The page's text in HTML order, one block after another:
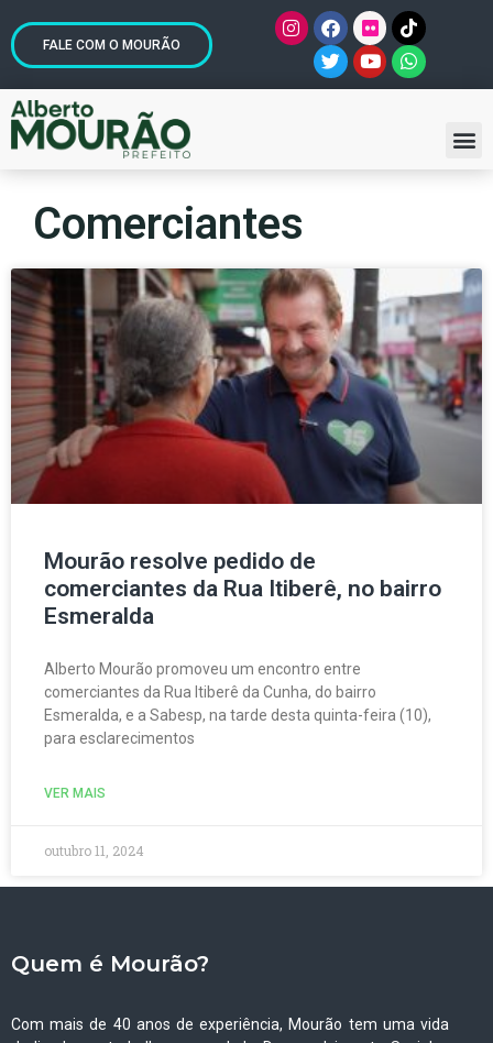
FALE COM O MOURÃO
Comerciantes
Mourão resolve pedido de
comerciantes da Rua Itiberê, no bairro
Esmeralda
Alberto Mourão promoveu um encontro entre
comerciantes da Rua Itiberê da Cunha, do bairro
Esmeralda, e a Sabesp, na tarde desta quinta-feira (10),
para esclarecimentos
VER MAIS
outubro 11, 2024
Quem é Mourão?
Com mais de 40 anos de experiência, Mourão tem uma vida